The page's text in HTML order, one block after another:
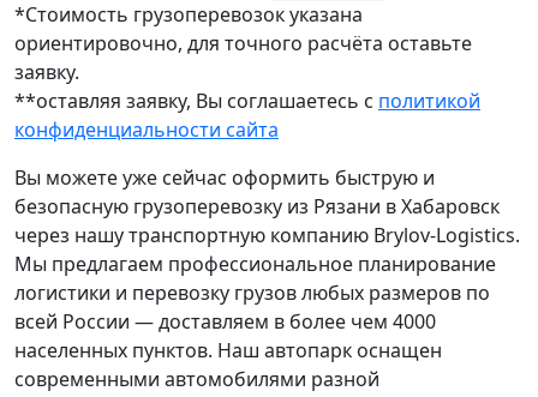
*Стоимость грузоперевозок указана
ориентировочно, для точного расчёта оставьте
заявку.
**оставляя заявку, Вы соглашаетесь с политикой
конфиденциальности сайта
Вы можете уже сейчас оформить быструю и
безопасную грузоперевозку из Рязани в Хабаровск
через нашу транспортную компанию Brylov-Logistics.
Мы предлагаем профессиональное планирование
логистики и перевозку грузов любых размеров по
всей России — доставляем в более чем 4000
населенных пунктов. Наш автопарк оснащен
современными автомобилями разной